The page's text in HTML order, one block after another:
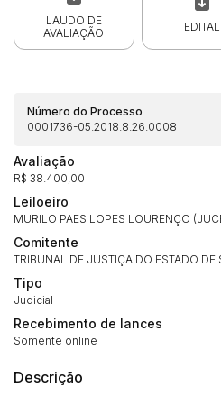
LAUDO DE
AVALIAÇÃO
EDITAL
Número do Processo
0001736-05.2018.8.26.0008
Avaliação
R$ 38.400,00
Leiloeiro
MURILO PAES LOPES LOURENÇO
Comitente
TRIBUNAL DE JUSTIÇA DO ESTADO DE
Tipo
Judicial
Recebimento de lances
Somente online
Descrição
(Art. 895, CPC)
Histórico de
14/04/2025 18:43:11
Habilite-se para efetuar
propostas